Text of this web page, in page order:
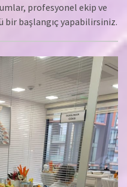
profesyonel ekip ve
bir başlangıç yapabilirsiniz.